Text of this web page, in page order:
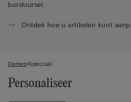
borduursel.
Ontdek hoe u artikelen kunt
Dames Speciaal
Personaliseer